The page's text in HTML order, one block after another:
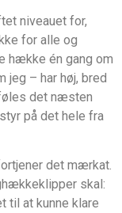
niveauet for,
for alle og
hække én gang om
jeg – har høj, bred
det næsten
på det hele fra
det mærkat.
skal:
til at kunne klare